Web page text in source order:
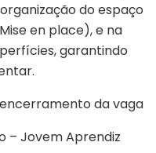
do espaço
en place), e na
garantindo
da vaga
– Jovem Aprendiz